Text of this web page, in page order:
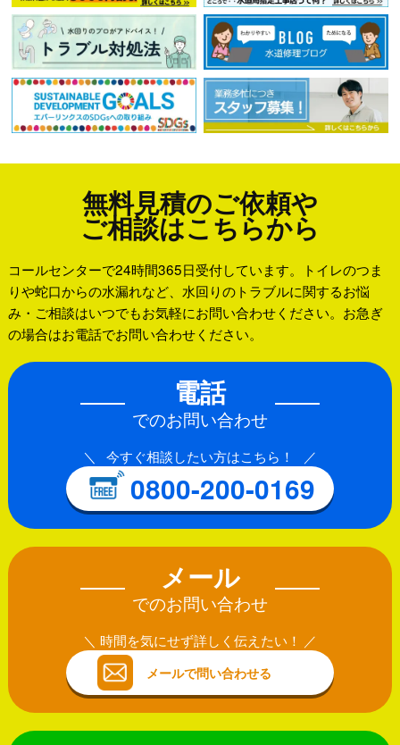
無料見積のご依頼や
ご相談はこちらから
コールセンターで24時間365日受付しています。トイレのつま
りや蛇口からの水漏れなど、水回りのトラブルに関するお悩
み・ご相談はいつでもお気軽にお問い合わせください。お急ぎ
の場合はお電話でお問い合わせください。
電話
でのお問い合わせ
今すぐ相談したい方はこちら！
0800-200-0169
メール
でのお問い合わせ
時間を気にせず詳しく伝えたい！
メールで問い合わせる